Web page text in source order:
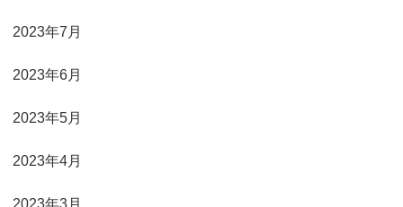
2023年7月
2023年6月
2023年5月
2023年4月
2023年3月